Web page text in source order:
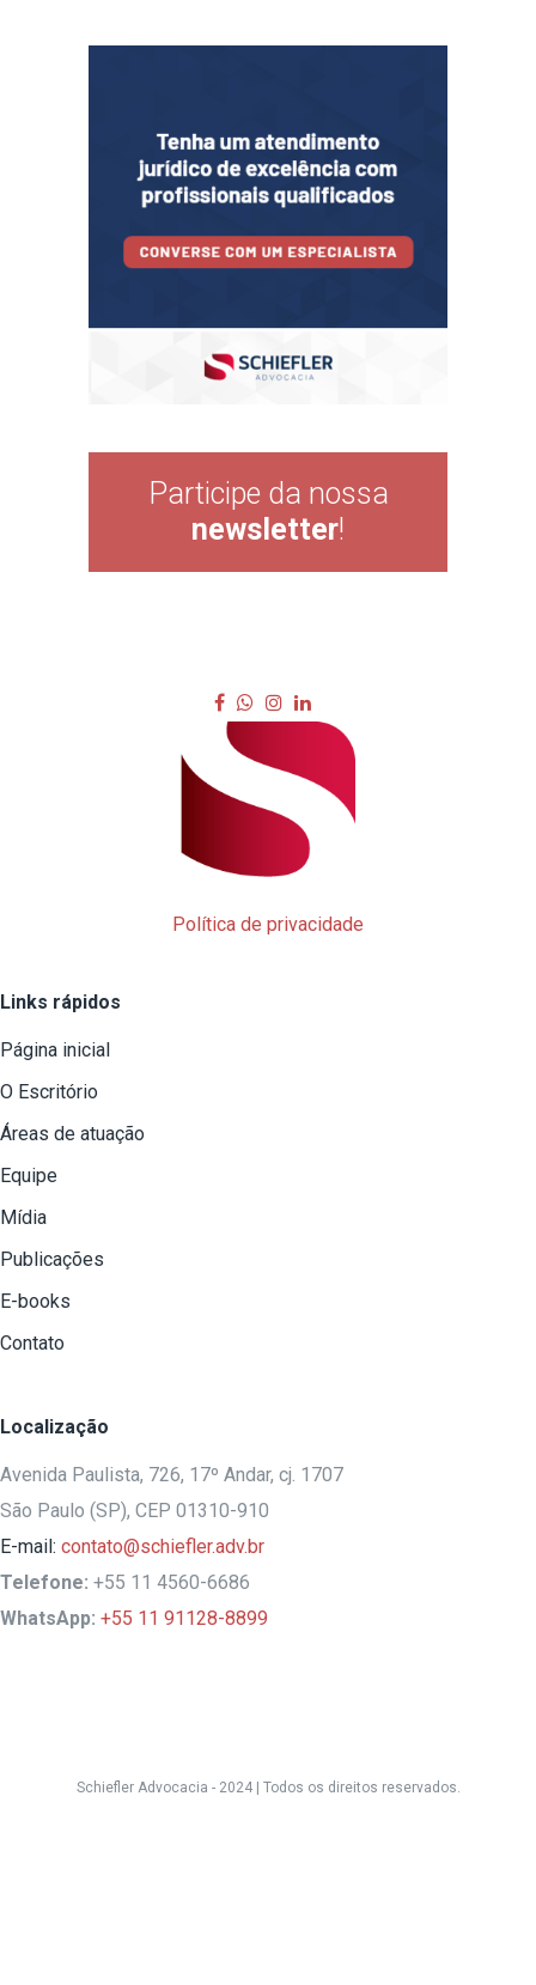
Participe da nossa
newsletter!
Política de privacidade
Links rápidos
Página inicial
O Escritório
Áreas de atuação
Equipe
Mídia
Publicações
E-books
Contato
Localização
Avenida Paulista, 726, 17º Andar, cj. 1707
São Paulo (SP), CEP 01310-910
E-mail: contato@schiefler.adv.br
Telefone: +55 11 4560-6686
WhatsApp: +55 11 91128-8899
Schiefler Advocacia - 2024 | Todos os direitos reservados.